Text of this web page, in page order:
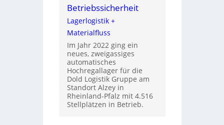
Betriebssicherheit
Lagerlogistik +
Materialfluss
Im Jahr 2022 ging ein
neues, zweigassiges
automatisches
Hochregallager für die
Dold Logistik Gruppe am
Standort Alzey in
Rheinland-Pfalz mit 4.516
Stellplätzen in Betrieb.